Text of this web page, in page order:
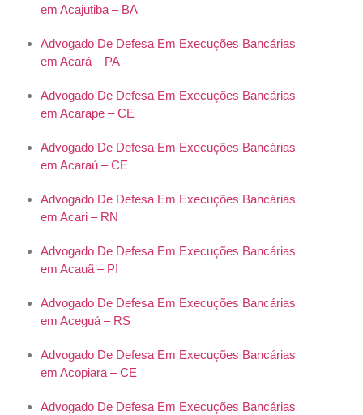
em Acajutiba – BA
Advogado De Defesa Em Execuções Bancárias
em Acará – PA
Advogado De Defesa Em Execuções Bancárias
em Acarape – CE
Advogado De Defesa Em Execuções Bancárias
em Acaraú – CE
Advogado De Defesa Em Execuções Bancárias
em Acari – RN
Advogado De Defesa Em Execuções Bancárias
em Acauã – PI
Advogado De Defesa Em Execuções Bancárias
em Aceguá – RS
Advogado De Defesa Em Execuções Bancárias
em Acopiara – CE
Advogado De Defesa Em Execuções Bancárias